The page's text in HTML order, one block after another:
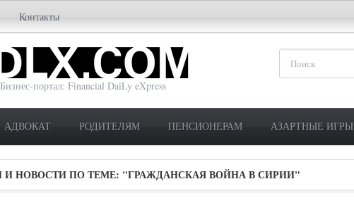
Контакты
Бизнес-портал: Financial DaiLy eXpress
АДВОКАТ РОДИТЕЛЯМ ПЕНСИОНЕРАМ АЗАРТНЫЕ ИГРЫ
И НОВОСТИ ПО ТЕМЕ: "ГРАЖДАНСКАЯ ВОЙНА В СИРИИ"